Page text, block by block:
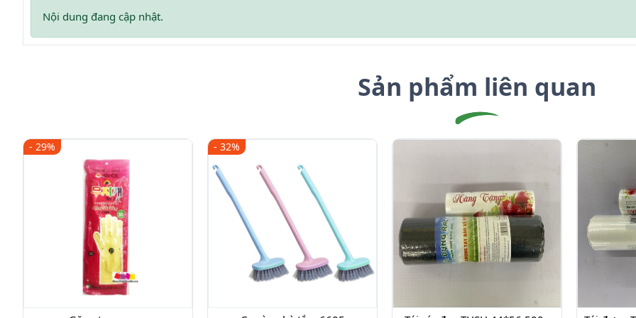
Nội dung đang cập nhật.
Sản phẩm liên quan
- 29% - 32%